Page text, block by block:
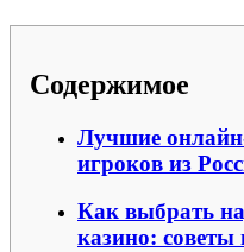
Содержимое
Лучшие
игроков из
Как выбрать
казино: